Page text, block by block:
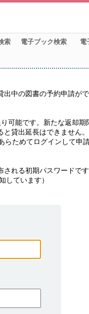
索 電子ブック検索 電
中の図書の予約申請が
可能です。新たな返却期
貸出延長はできません。
らためてログインして申
れる初期パスワードです
しています）